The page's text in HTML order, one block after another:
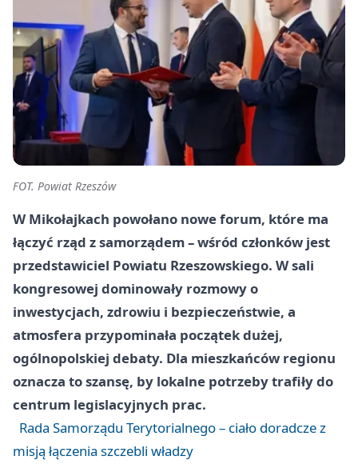
FOT. Powiat Rzeszów
W Mikołajkach powołano nowe forum, które ma
łączyć rząd z samorządem – wśród członków jest
przedstawiciel Powiatu Rzeszowskiego. W sali
kongresowej dominowały rozmowy o
inwestycjach, zdrowiu i bezpieczeństwie, a
atmosfera przypominała początek dużej,
ogólnopolskiej debaty. Dla mieszkańców regionu
oznacza to szansę, by lokalne potrzeby trafiły do
centrum legislacyjnych prac.
Rada Samorządu Terytorialnego – ciało doradcze z
misją łączenia szczebli władzy